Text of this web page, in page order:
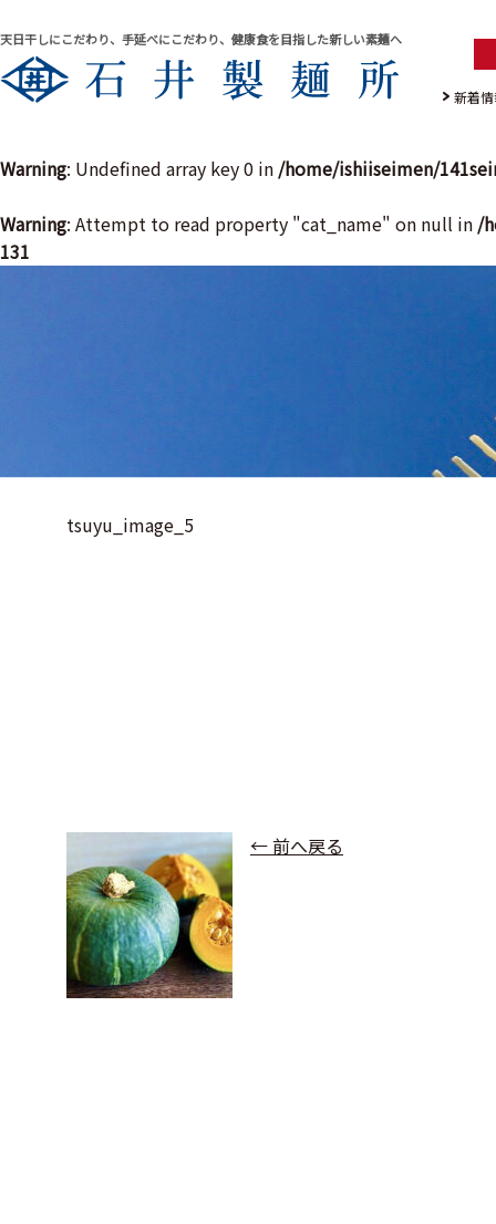
天日干しにこだわり、手延べにこだわり、健康食を目指した新しい素麺へ
新着
Warning: Undefined array key 0 in /home/ishiiseimen/
Warning: Attempt to read property "cat_name" on null in /
131
tsuyu_image_5
← 前へ戻る